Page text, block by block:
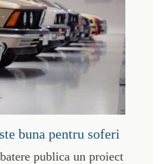
buna pentru soferi
publica un proiect